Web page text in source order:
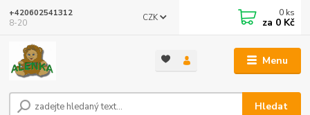
Menu
CZK
Hledat
+420602541312
8-20
0 ks
za 0 Kč